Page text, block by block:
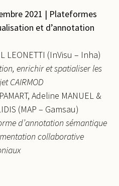
2021 | Plateformes
et d’annotation
LEONETTI (InVisu – Inha)
enrichir et spatialiser les
CAIRMOD
Adeline MANUEL &
(MAP – Gamsau)
d’annotation sémantique
collaborative